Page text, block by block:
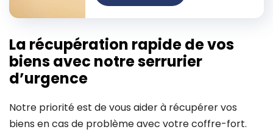
La récupération rapide de vos
biens avec notre serrurier
d’urgence
Notre priorité est de vous aider à récupérer vos
biens en cas de problème avec votre coffre-fort.